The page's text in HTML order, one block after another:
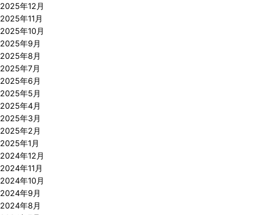
2025年12月
2025年11月
2025年10月
2025年9月
2025年8月
2025年7月
2025年6月
2025年5月
2025年4月
2025年3月
2025年2月
2025年1月
2024年12月
2024年11月
2024年10月
2024年9月
2024年8月